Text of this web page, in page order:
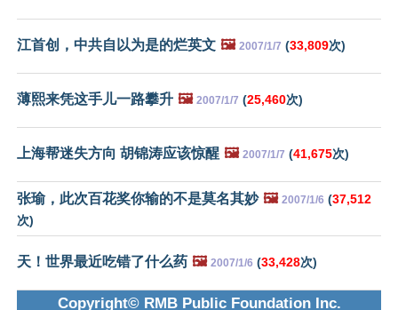
江首创，中共自以为是的烂英文 🖼️ 2007/1/7 (33,809次)
薄熙来凭这手儿一路攀升 🖼️ 2007/1/7 (25,460次)
上海帮迷失方向 胡锦涛应该惊醒 🖼️ 2007/1/7 (41,675次)
张瑜，此次百花奖你输的不是莫名其妙 🖼️ 2007/1/6 (37,512
次)
天！世界最近吃错了什么药 🖼️ 2007/1/6 (33,428次)
Copyright© RMB Public Foundation Inc.